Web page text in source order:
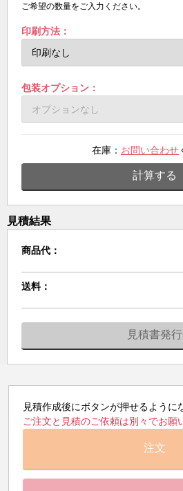
ご希望の数量をご入力ください。
印刷方法：
包装オプション：
在庫： お問い合わせ
計算する
見積結果
商品代：
送料：
見積書発行
見積作成後にボタンが押せるように
ご注文と見積のご依頼は別々でお願
注文